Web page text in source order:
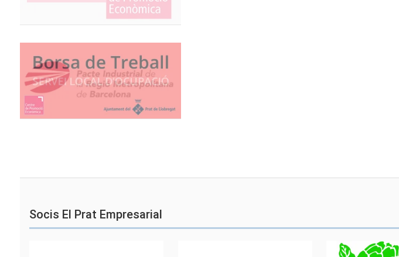
Socis El Prat Empresarial